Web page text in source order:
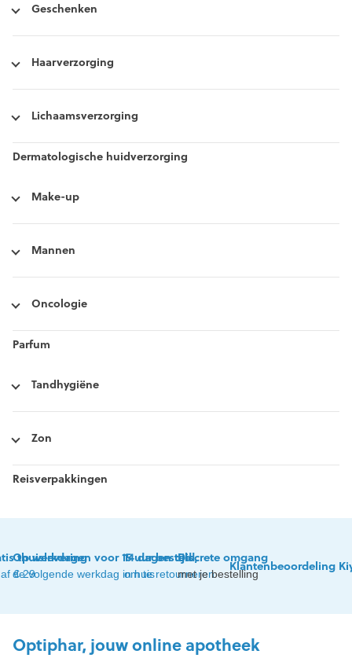
Geschenken
Haarverzorging
Lichaamsverzorging
Dermatologische huidverzorging
Make-up
Mannen
Oncologie
Parfum
Tandhygiëne
Zon
Reisverpakkingen
thuislevering
€ 29
Op werkdagen voor 15 uur besteld,
de volgende werkdag in huis
14 dagen tijd
om te retourneren
Discrete omgang
met je bestelling
Klantenbeoordeling
Optiphar, jouw online apotheek